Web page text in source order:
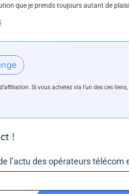
que je prends toujours autant de
Si vous achetez via l'un des ces
!
l’actu des opérateurs télécom